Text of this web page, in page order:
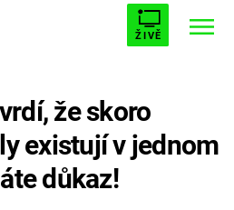
ŽIVĚ
AVENGERS 5že skoro
existují v jednom
důkaz!